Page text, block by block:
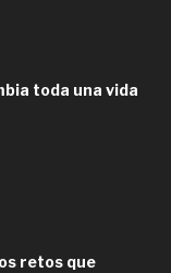
toda una vida
retos que